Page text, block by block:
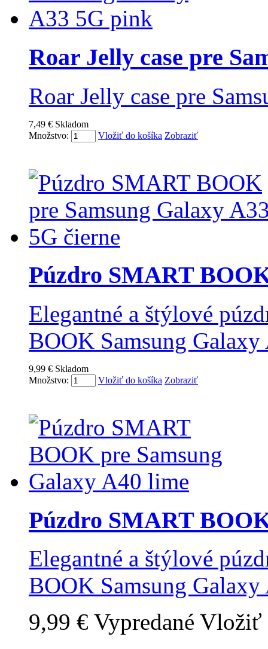
Roar Jelly case pre
Roar Jelly case pre
7,49 € Skladom
Množstvo:
Vložiť do košíka Zobraziť
Púzdro SMART
Elegantné a štýlové
BOOK Samsung Galaxy
9,99 € Skladom
Množstvo:
Vložiť do košíka Zobraziť
Púzdro SMART
Elegantné a štýlové
BOOK Samsung Galaxy
9,99 € Vypredané Vložiť